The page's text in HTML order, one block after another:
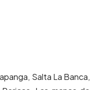
Salta La Banca,